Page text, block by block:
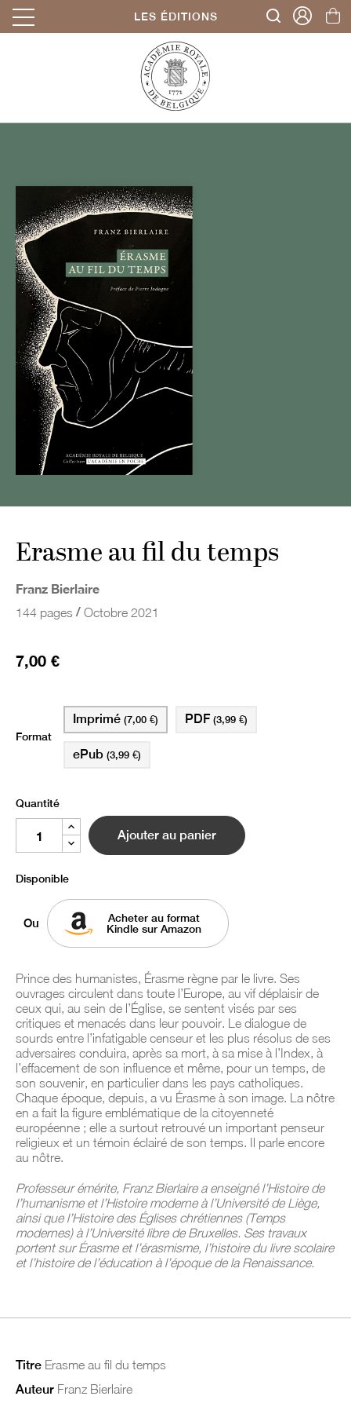
LES ÉDITIONS
Erasme au fil du temps
Franz Bierlaire
144 pages / Octobre 2021
7,00 €
Format
Imprimé (7,00 €)
ePub (3,99 €)
PDF (3,99 €)
Quantité
Ajouter au panier
Disponible
Ou
Acheter au format
Kindle sur Amazon
Prince des humanistes, Érasme règne par le livre. Ses
ouvrages circulent dans toute l’Europe, au vif déplaisir de
ceux qui, au sein de l’Église, se sentent visés par ses
critiques et menacés dans leur pouvoir. Le dialogue de
sourds entre l’infatigable censeur et les plus résolus de ses
adversaires conduira, après sa mort, à sa mise à l’Index, à
l’effacement de son influence et même, pour un temps, de
son souvenir, en particulier dans les pays catholiques.
Chaque époque, depuis, a vu Érasme à son image. La nôtre
en a fait la figure emblématique de la citoyenneté
européenne ; elle a surtout retrouvé un important penseur
religieux et un témoin éclairé de son temps. Il parle encore
au nôtre.
Professeur émérite, Franz Bierlaire a enseigné l’Histoire de
l’humanisme et l’Histoire moderne à l’Université de Liège,
ainsi que l’Histoire des Églises chrétiennes (Temps
modernes) à l’Université libre de Bruxelles. Ses travaux
portent sur Érasme et l’érasmisme, l’histoire du livre scolaire
et l’histoire de l’éducation à l’époque de la Renaissance.
Titre Erasme au fil du temps
Auteur Franz Bierlaire